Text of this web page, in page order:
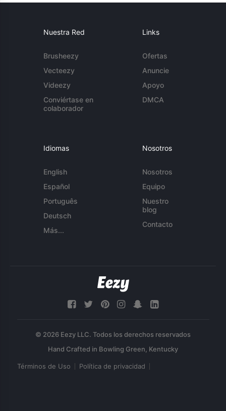
Nuestra Red
Brusheezy
Vecteezy
Videezy
Conviértase en
colaborador
Links
Ofertas
Anuncie
Apoyo
DMCA
Idiomas
English
Español
Português
Deutsch
Más...
Nosotros
Nosotros
Equipo
Nuestro
blog
Contacto
© 2026 Eezy LLC. Todos los derechos reservados
Términos de Uso Política de privacidad